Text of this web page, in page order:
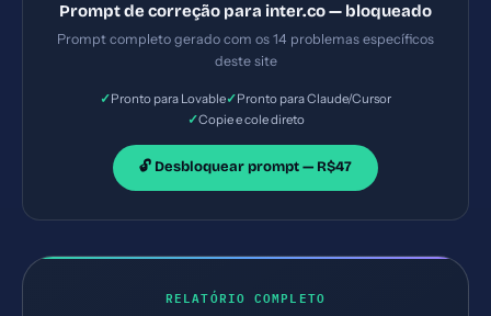
os arquivos necessários e configurações de servidor.
Priorize as correções críticas primeiro.
Prompt de correção para inter.co — bloqueado
Prompt completo gerado com os 14 problemas específicos
deste site
✓Pronto para Lovable✓Pronto para Claude/Cursor
✓Copie e cole direto
🔓 Desbloquear prompt — R$47
RELATÓRIO COMPLETO